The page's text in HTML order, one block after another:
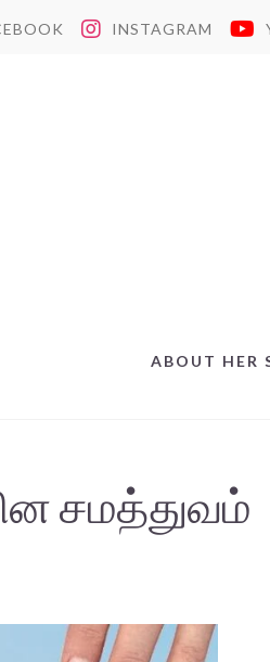
INSTAGRAM
ABOUT HER
சமத்துவம்